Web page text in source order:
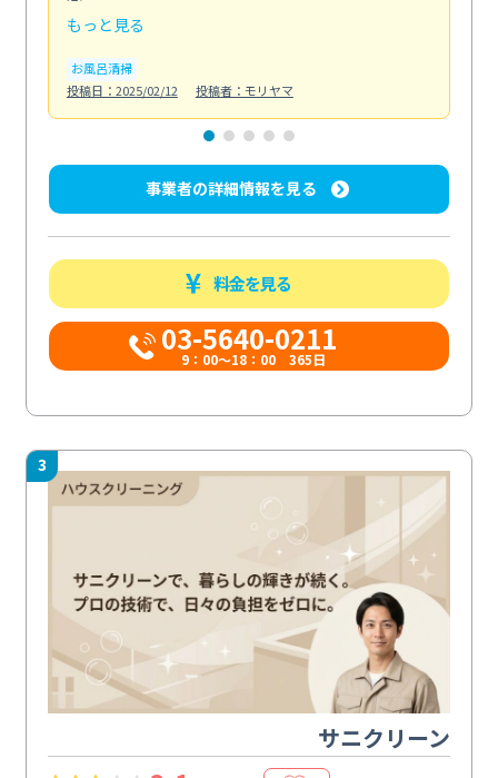
もっと見る
お風呂清掃
投稿日：2025/02/12
投稿者：モリヤマ
事業者の詳細情報を見る
料金を見る
03-5640-0211
9：00～18：00 365日
3
サニクリーン